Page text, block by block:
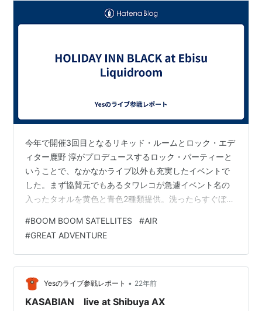
SPACE MEN
2007.01.17OK SCREAMER(DVD付)
2008.05.09 TOWER RECORDS渋谷店 B1「STAGE
ONE」
2008.06.13 渋谷O-Crest(※ワンマンライブ)
2008.06.20 難波ROCKETS
2008.06.22 名古屋APOLLO THEATER
今年で開催3回目となるリキッド・ルームとロック・エデ
ィター鹿野 淳がプロデュースするロック・パーティーと
いうことで、なかなかライブ以外も充実したイベントで
した。まず協賛元でもあるタワレコが急遽イベント名の
入ったタオルを黄色と青色2種類提供。洗ったらすぐぼろ
時までイベントがあったので、観客も疲れて大変だろう
からという配慮から、2階に休憩できる芝生エリア＋DJ
ブース（オセロなどのゲームも常備・生演奏あり）や、
整体体験コーナー、耳掻きサービス（膝枕付き）、タワ
レコカフェ１コイン（５００円）メニューも用意してあ
り、ライブ以外も楽しいものでした。 ・…
#BOOM BOOM SATELLITES #AIR
#GREAT ADVENTURE
Yesのライブ参戦レポート • 22年前
KASABIAN live at Shibuya AX